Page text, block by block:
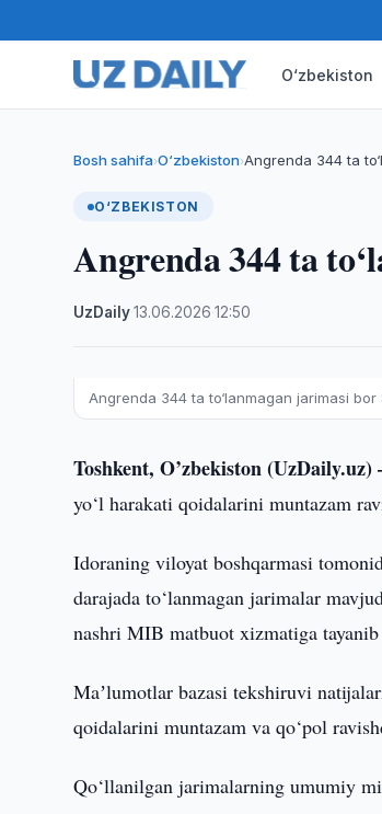
O‘zbekiston
Bosh sahifa›O‘zbekiston›Angrenda 344 ta
O‘ZBEKISTON
Angrenda 344 ta
UzDaily·13.06.2026 ·12:50
Angrenda 344 ta to‘lanmagan jarimasi bor
Toshkent, O’zbekiston
yo‘l harakati qoidalarini muntazam
Idoraning viloyat boshqarmasi
darajada to‘lanmagan jarimalar
nashri MIB matbuot xizmatiga
Maʼlumotlar bazasi tekshiruvi
qoidalarini muntazam va qo‘pol
Qo‘llanilgan jarimalarning umumiy